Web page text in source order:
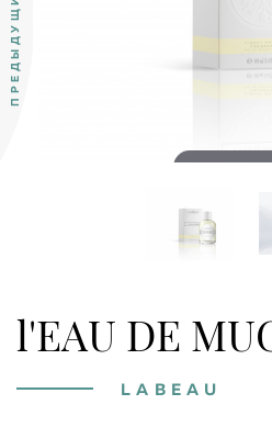
Double tap to
l'EAU DE
LABEAU